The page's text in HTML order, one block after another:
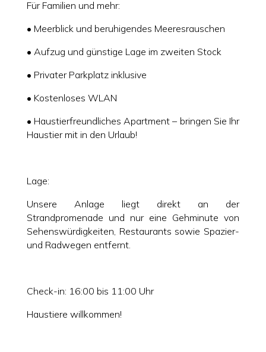
Für Familien und mehr:
• Meerblick und beruhigendes Meeresrauschen
• Aufzug und günstige Lage im zweiten Stock
• Privater Parkplatz inklusive
• Kostenloses WLAN
• Haustierfreundliches Apartment – ​​bringen Sie Ihr
Haustier mit in den Urlaub!
Lage:
Unsere Anlage liegt direkt an der
Strandpromenade und nur eine Gehminute von
Sehenswürdigkeiten, Restaurants sowie Spazier-
und Radwegen entfernt.
Check-in: 16:00 bis 11:00 Uhr
Haustiere willkommen!